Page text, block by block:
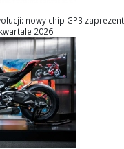
nowy chip GP3
2026